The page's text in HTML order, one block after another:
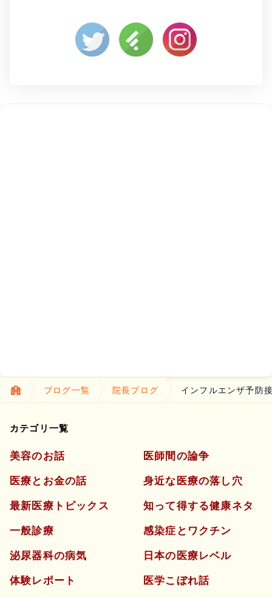
ブログ一覧 院長ブログ インフルエンザ予防
カテゴリ一覧
美容のお話
医療とお金の話
最新医療トピックス
一般診療
泌尿器科の病気
体験レポート
医師間の論争
身近な医療の落し穴
知って得する健康ネタ
感染症とワクチン
日本の医療レベル
医学こぼれ話